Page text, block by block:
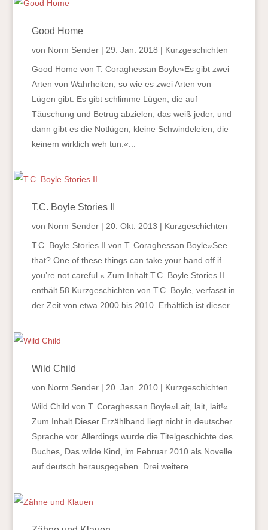
Good Home
von Norm Sender| 29. Jan. 2018 | Kurzgeschichten
Good Home von T. Coraghessan Boyle»Es gibt zwei
Arten von Wahrheiten, so wie es zwei Arten von
Lügen gibt. Es gibt schlimme Lügen, die auf
Täuschung und Betrug abzielen, das weiß jeder, und
dann gibt es die Notlügen, kleine Schwindeleien, die
keinem wirklich weh tun.«...
T.C. Boyle Stories II
von Norm Sender| 20. Okt. 2013 | Kurzgeschichten
T.C. Boyle Stories II von T. Coraghessan Boyle»See
that? One of these things can take your hand off if
you’re not careful.« Zum Inhalt T.C. Boyle Stories II
enthält 58 Kurzgeschichten von T.C. Boyle, verfasst in
der Zeit von etwa 2000 bis 2010. Erhältlich ist dieser...
Wild Child
von Norm Sender| 20. Jan. 2010| Kurzgeschichten
Wild Child von T. Coraghessan Boyle»Lait, lait, lait!«
Zum Inhalt Dieser Erzählband liegt nicht in deutscher
Sprache vor. Allerdings wurde die Titelgeschichte des
Buches, Das wilde Kind, im Februar 2010 als Novelle
auf deutsch herausgegeben. Drei weitere...